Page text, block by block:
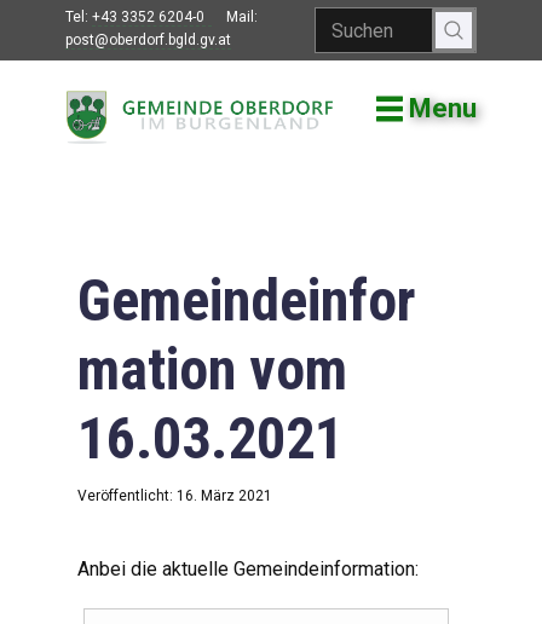
Tel: +43 3352 6204-0
Mail:
post@oberdorf.bgld.gv.at
Menu
Willkommen
Gemeindeamt
Gemeinderat
Bildung
Vereine
Gemeindeinfor
mation vom
16.03.2021
Veröffentlicht: 16. März 2021
Anbei die aktuelle Gemeindeinformation: